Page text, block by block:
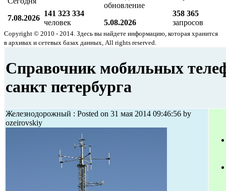
7.08.2026
141 323 334
человек
обновление
5.08.2026
358 365
запросов
Copyright © 2010 - 2014. Здесь вы найдете информацию, которая хранится
в архивах и сетевых базах данных, All rights reserved.
Справочник мобильных
санкт петербурга
Железнодорожный : Posted on 31 мая 2014 09:46:56 by
ozeirovskiy